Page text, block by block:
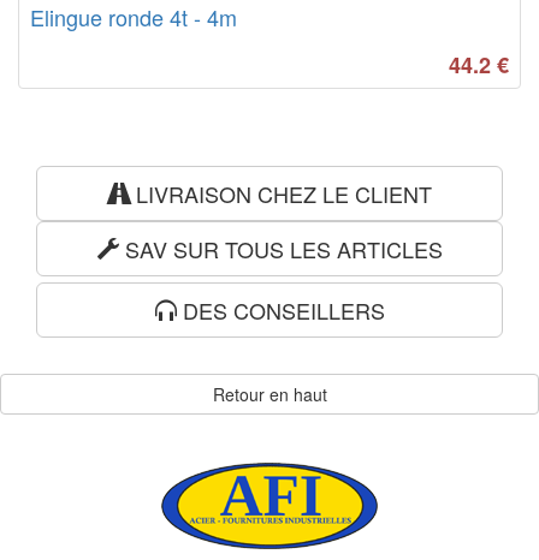
Elingue ronde 4t - 4m
44.2€
LIVRAISON CHEZ LE CLIENT
SAV SUR TOUS LES ARTICLES
DES CONSEILLERS
Retour en haut